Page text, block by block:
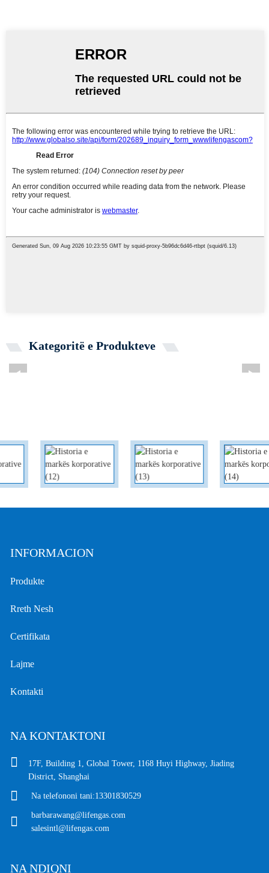
Kategoritë e Produkteve
INFORMACION
Produkte
Rreth Nesh
Certifikata
Lajme
Kontakti
NA KONTAKTONI
17F, Building 1, Global Tower, 1168 Huyi Highway, Jiading
District, Shanghai
Na telefononi tani:13301830529
barbarawang@lifengas.com
salesintl@lifengas.com
NA NDIQNI